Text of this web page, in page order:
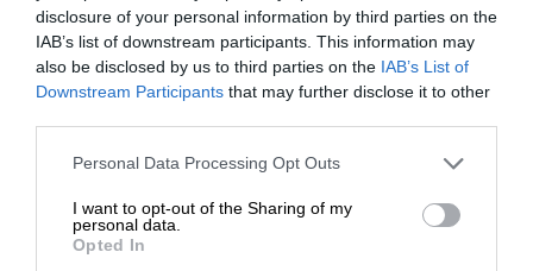
disclosure of your personal information by third parties on the
IAB’s list of downstream participants. This information may
also be disclosed by us to third parties on the IAB’s List of
Downstream Participants that may further disclose it to other
Please note that this website/app uses one or more Google
not limited to your visit or usage behaviour. You may click to
grant or deny consent to Google and its third-party tags to
use your data for below specified purposes in below Google
Personal Data Processing Opt Outs
I want to opt-out of the Sharing of my
personal data.
Opted In
Tipy na jarné výživné smoothies